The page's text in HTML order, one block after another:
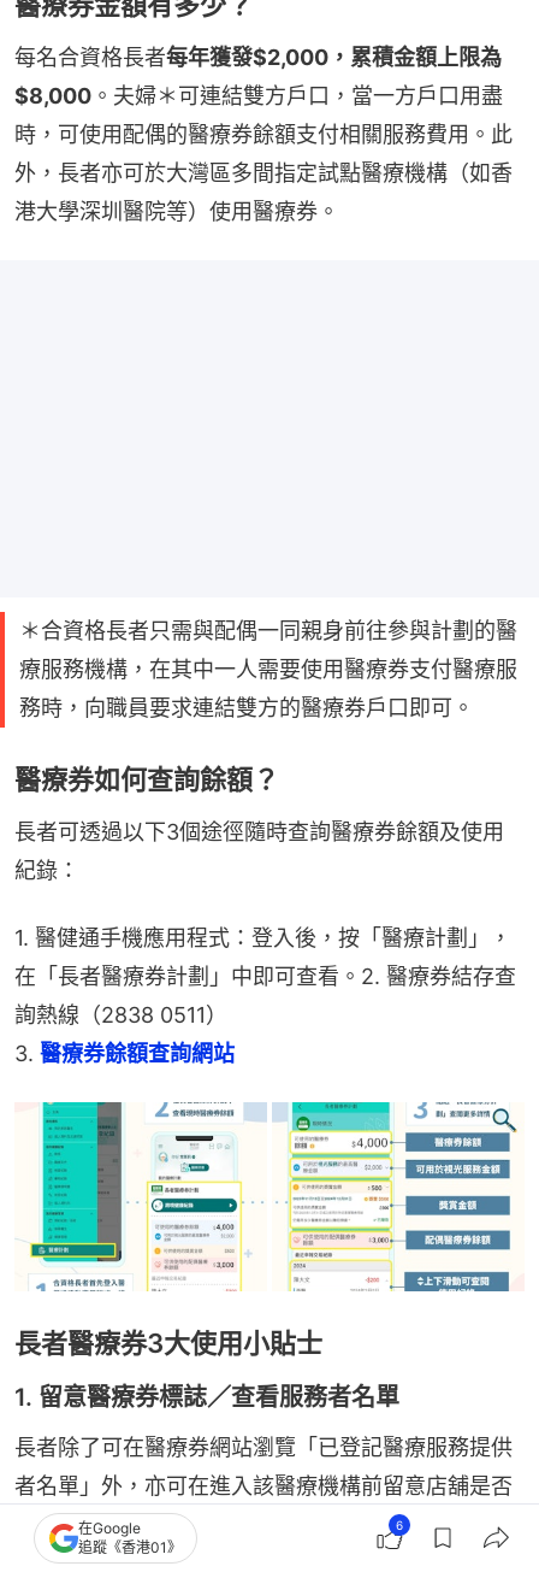
每名合資格長者每年獲發$2,000，累積金額上限為
$8,000 。夫婦＊可連結雙方戶口，當一方戶口用盡
時，可使用配偶的醫療券餘額支付相關服務費用。此
外，長者亦可於大灣區多間指定試點醫療機構（如香
港大學深圳醫院等）使用醫療券。
＊合資格長者只需與配偶一同親身前往參與計劃的醫
療服務機構，在其中一人需要使用醫療券支付醫療服
務時，向職員要求連結雙方的醫療券戶口即可。
醫療券如何查詢餘額？
長者可透過以下3個途徑隨時查詢醫療券餘額及使用
紀錄：
1. 醫健通手機應用程式：登入後，按「醫療計劃」，
在「長者醫療券計劃」中即可查看。2. 醫療券結存查
詢熱線（2838 0511）
3. 醫療券餘額查詢網站
長者醫療券3大使用小貼士
1. 留意醫療券標誌／查看服務者名單
長者除了可在醫療券網站瀏覽「已登記醫療服務提供
者名單」外，亦可在進入該醫療機構前留意店舖是否
貼有醫療券標誌
，以確保該機構可使用醫療券，避免
白行一趟。
在Google
追蹤《香港01》
6